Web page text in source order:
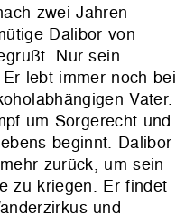
zwei Jahren
Dalibor von
Nur sein
lebt immer noch bei
Vater.
um Sorgerecht und
beginnt. Dalibor
zurück, um sein
zu kriegen. Er findet
und